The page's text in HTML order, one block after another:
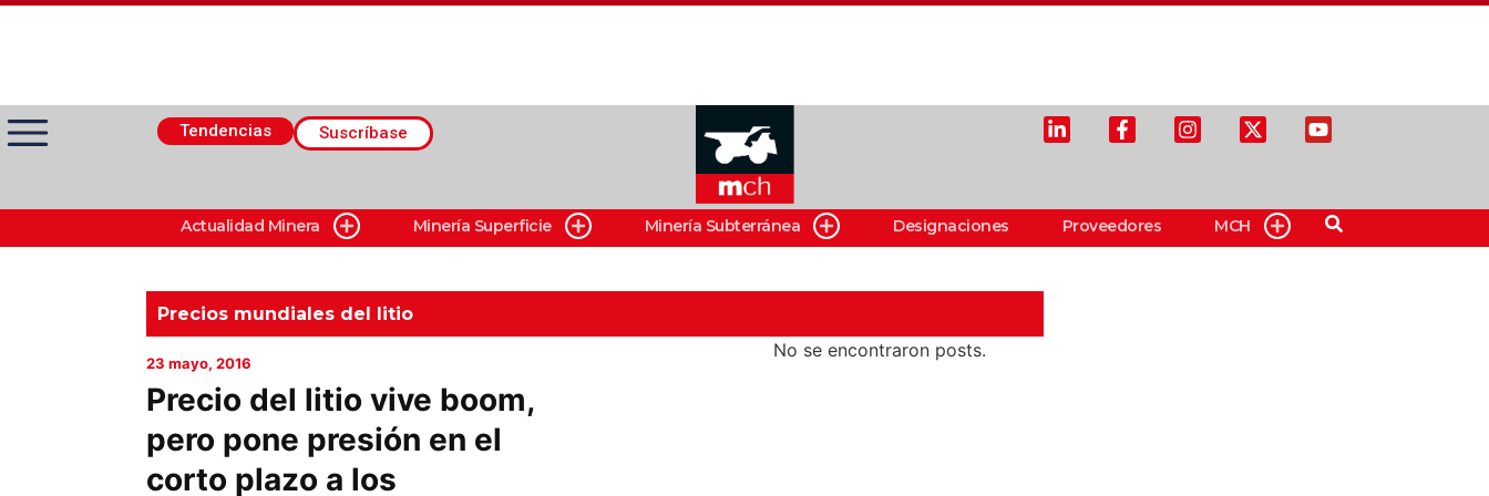
Tendencias Suscríbase
Actualidad Minera
Minería Superficie
Minerí­a Subterránea
Actualidad Minera Minería Superficie Minería Subterránea Designaciones Proveedores MCH
Precios mundiales del litio
23 mayo, 2016
Precio del litio vive boom,
pero pone presión en el
corto plazo a los
No se encontraron posts.